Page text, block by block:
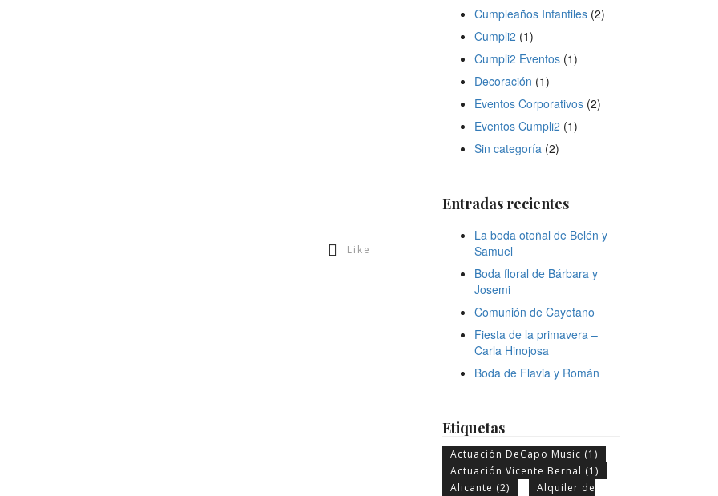
Like
Cumpleaños Infantiles(2)
Cumpli2 (1)
Cumpli2 Eventos(1)
Decoración (1)
Eventos Corporativos(2)
Eventos Cumpli2 (1)
Sin categoría (2)
Entradas recientes
La boda otoñal de Belén y
Samuel
Boda floral de Bárbara y
Josemi
Comunión de Cayetano
Fiesta de la primavera –
Carla Hinojosa
Boda de Flavia y Román
Etiquetas
Actuación DeCapo Music (1)
Actuación Vicente Bernal (1)
Alicante (2)
Alquiler de